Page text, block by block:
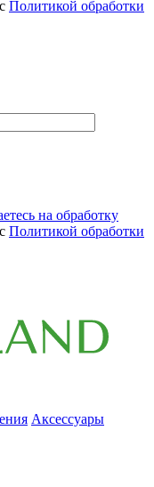
Политикой обработки
на обработку
Политикой обработки
Аксессуары